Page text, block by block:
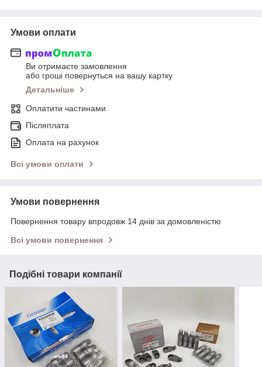
Умови оплати
Ви отримаєте замовлення
або гроші повернуться на вашу картку
Детальніше
Оплатити частинами
Післяплата
Оплата на рахунок
Всі умови оплати
Умови повернення
Повернення товару впродовж 14 днів за домовленістю
Всі умови повернення
Подібні товари компанії